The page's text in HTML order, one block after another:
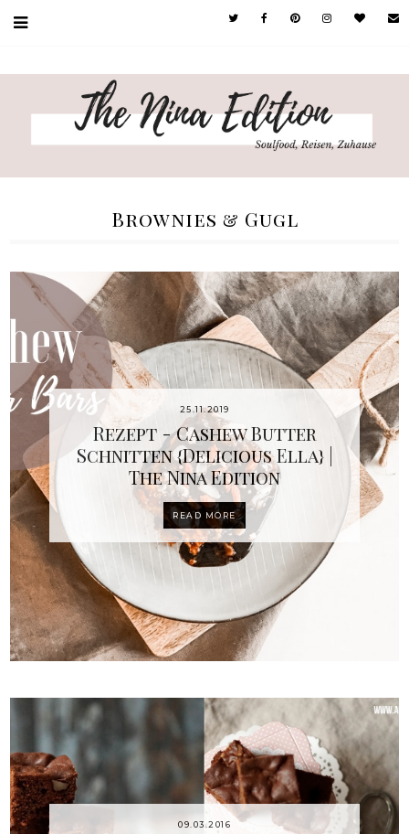
Brownies & Gugl
25.11.2019
Rezept - Cashew Butter
Schnitten {Delicious Ella} |
The Nina Edition
READ MORE
09.03.2016